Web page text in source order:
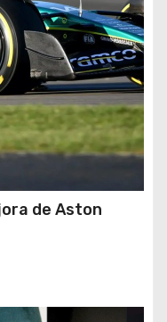
de Aston